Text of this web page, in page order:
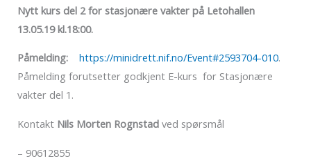
Nytt kurs del 2 for stasjonære vakter på Letohallen
13.05.19 kl.18:00.
Påmelding: https://minidrett.nif.no/Event#2593704-010.
Påmelding forutsetter godkjent E-kurs for Stasjonære
vakter del 1.
Kontakt Nils Morten Rognstad ved spørsmål
– 90612855